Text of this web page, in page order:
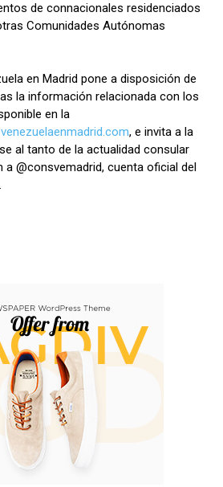
de connacionales residenciados
Comunidades Autónomas
en Madrid pone a disposición de
la información relacionada con los
en la
, e invita a la
al tanto de la actualidad consular
@consvemadrid, cuenta oficial del